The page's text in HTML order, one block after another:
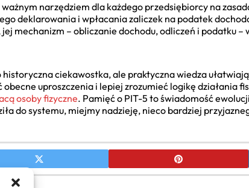
narzędziem dla każdego przedsiębiorcy na
deklarowania i wpłacania zaliczek na podatek
mechanizm – obliczanie dochodu, odliczeń i podatku –
ciekawostka, ale praktyczna wiedza
uproszczenia i lepiej zrozumieć logikę działania
osoby fizyczne. Pamięć o PIT-5 to świadomość
do systemu, miejmy nadzieję, nieco bardziej